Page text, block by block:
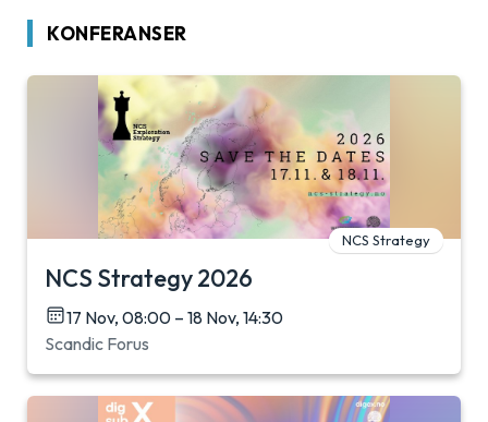
KONFERANSER
NCS Strategy
NCS Strategy 2026
17 Nov, 08:00 – 18 Nov, 14:30
Scandic Forus